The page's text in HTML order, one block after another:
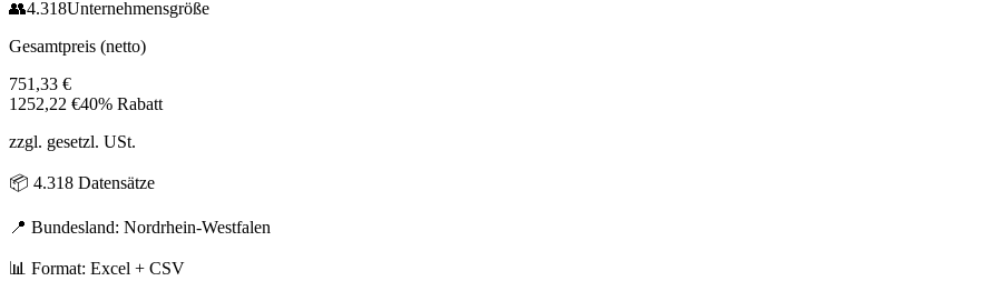
👥4.318Unternehmensgröße
Gesamtpreis (netto)
751,33 €
1252,22 €40% Rabatt
zzgl. gesetzl. USt.
📦 4.318 Datensätze
📍 Bundesland: Nordrhein-Westfalen
📊 Format: Excel + CSV